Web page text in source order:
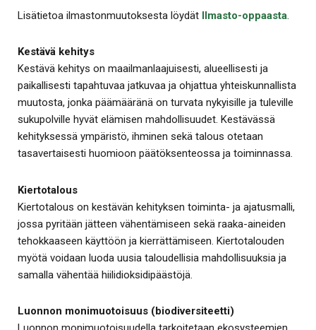
Lisätietoa ilmastonmuutoksesta löydät Ilmasto-oppaasta.
Kestävä kehitys
Kestävä kehitys on maailmanlaajuisesti, alueellisesti ja
paikallisesti tapahtuvaa jatkuvaa ja ohjattua yhteiskunnallista
muutosta, jonka päämääränä on turvata nykyisille ja tuleville
sukupolville hyvät elämisen mahdollisuudet. Kestävässä
kehityksessä ympäristö, ihminen sekä talous otetaan
tasavertaisesti huomioon päätöksenteossa ja toiminnassa.
Kiertotalous
Kiertotalous on kestävän kehityksen toiminta- ja ajatusmalli,
jossa pyritään jätteen vähentämiseen sekä raaka-aineiden
tehokkaaseen käyttöön ja kierrättämiseen. Kiertotalouden
myötä voidaan luoda uusia taloudellisia mahdollisuuksia ja
samalla vähentää hiilidioksidipäästöjä.
Luonnon monimuotoisuus (biodiversiteetti)